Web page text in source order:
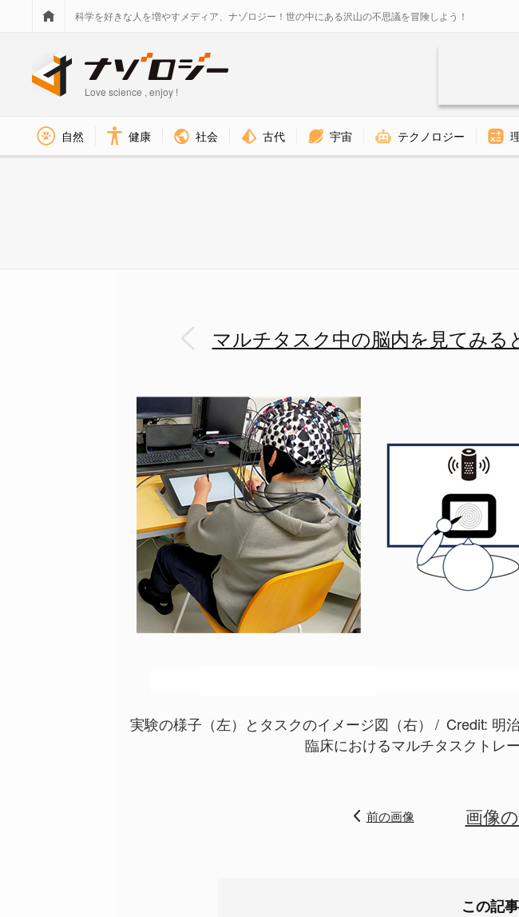
科学を好きな人を増やすメディア、ナゾロジー！世の中にある沢山の不思議を冒険しよう！
Love science , enjoy !
自然 健康 社会 古代 宇宙 テクノロジー
マルチタスク中の脳内を見てみる
実験の様子（左）とタスクのイメージ図（右） Credit: 明
臨床におけるマルチタスクトレ
前の画像 画像
この記